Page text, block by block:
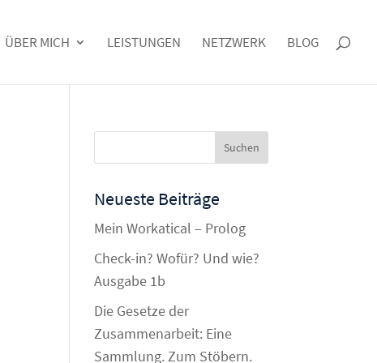
ÜBER MICH LEISTUNGEN NETZWERK BLOG
Neueste Beiträge
Mein Workatical – Prolog
Check-in? Wofür? Und wie?
Ausgabe 1b
Die Gesetze der
Zusammenarbeit: Eine
Sammlung. Zum Stöbern.